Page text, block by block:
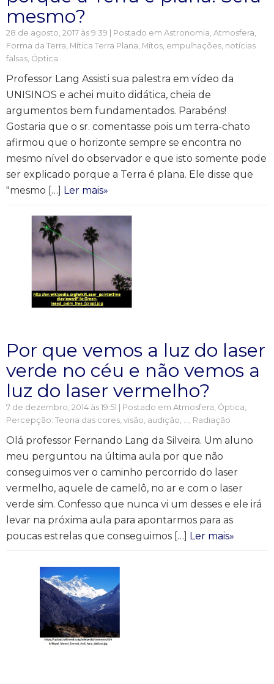
mesmo?
28 de agosto, 2017 às 9:39 | Postado em Astronomia, Atmosfera,
Forma da Terra, Mítica Terra Plana, Mitos, empulhações, notícias
falsas, Óptica
Professor Lang Assisti sua palestra em vídeo da
UNISINOS e achei muito didática, cheia de
argumentos bem fundamentados. Parabéns!
Gostaria que o sr. comentasse pois um terra-chato
afirmou que o horizonte sempre se encontra no
mesmo nível do observador e que isto somente pode
ser explicado porque a Terra é plana. Ele disse que
"mesmo […] Ler mais»
Por que vemos a luz do laser
verde no céu e não vemos a
luz do laser vermelho?
7 de dezembro, 2014 às 19:51 | Postado em Atmosfera, Óptica,
Percepção: Teoria das cores, visão, audição, ..., Radiação
Olá professor Fernando Lang da Silveira. Um aluno
meu perguntou na última aula por que não
conseguimos ver o caminho percorrido do laser
vermelho, aquele de camelô, no ar e com o laser
verde sim. Confesso que nunca vi um desses e ele irá
levar na próxima aula para apontarmos para as
poucas estrelas que conseguimos […] Ler mais»